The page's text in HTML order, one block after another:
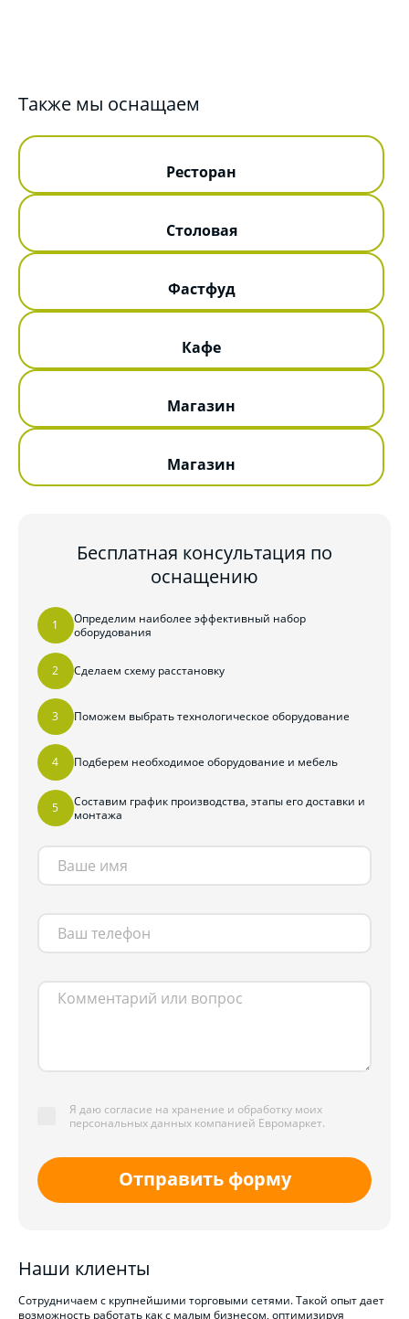
Также мы оснащаем
Ресторан
Столовая
Фастфуд
Кафе
Магазин
Магазин
Бесплатная консультация по
оснащению
Определим наиболее эффективный набор
оборудования
Сделаем схему расстановку
Поможем выбрать технологическое оборудование
Подберем необходимое оборудование и мебель
Составим график производства, этапы его доставки и
монтажа
Я даю согласие на хранение и обработку моих
персональных данных компанией Евромаркет.
Отправить форму
Наши клиенты
Сотрудничаем с крупнейшими торговыми сетями. Такой опыт дает
возможность работать как с малым бизнесом, оптимизируя